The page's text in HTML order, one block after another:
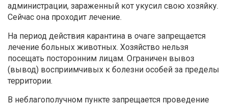
администрации, зараженный кот укусил свою хозяйку.
Сейчас она проходит лечение.
На период действия карантина в очаге запрещается
лечение больных животных. Хозяйство нельзя
посещать посторонним лицам. Ограничен вывоз
(вывод) восприимчивых к болезни особей за пределы
территории.
В неблагополучном пункте запрещается проведение